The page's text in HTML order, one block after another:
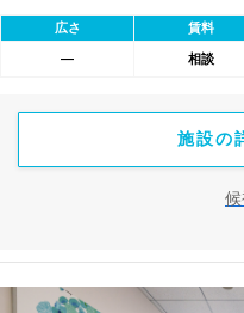
Fiを完備。バイリンガル秘書
始が可能。初期費用を抑え、
用可能。最短1ヶ月から契約
広さ 賃料
― 相談
施設の